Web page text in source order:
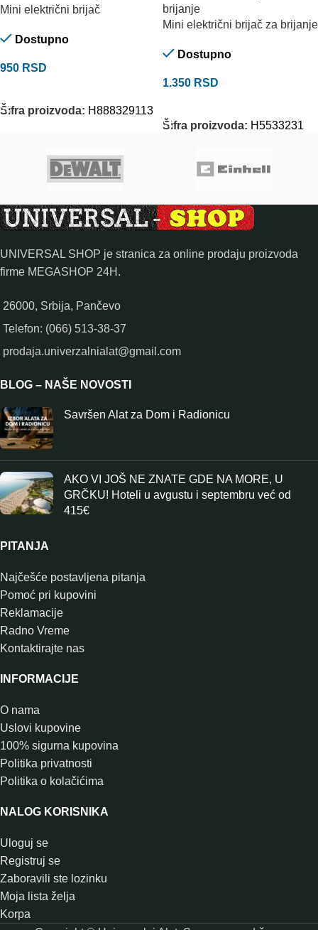
Mini električni brijač
Dostupno
950 RSD
Šifra proizvoda: H888329113
Mini električni brijač za brijanje
Dostupno
1.350 RSD
Šifra proizvoda: H5533231
UNIVERSAL SHOP je stranica za online prodaju proizvoda
firme MEGASHOP 24H.
26000, Srbija, Pančevo
Telefon: (066) 513-38-37
prodaja.univerzalnialat@gmail.com
BLOG – NAŠE NOVOSTI
Savršen Alat za Dom i Radionicu
AKO VI JOŠ NE ZNATE GDE NA MORE, U
GRČKU! Hoteli u avgustu i septembru već od
415€
PITANJA
Najčešće postavljena pitanja
Pomoć pri kupovini
Reklamacije
Radno Vreme
Kontaktirajte nas
INFORMACIJE
O nama
Uslovi kupovine
100% sigurna kupovina
Politika privatnosti
Politika o kolačićima
NALOG KORISNIKA
Uloguj se
Registruj se
Zaboravili ste lozinku
Moja lista želja
Korpa